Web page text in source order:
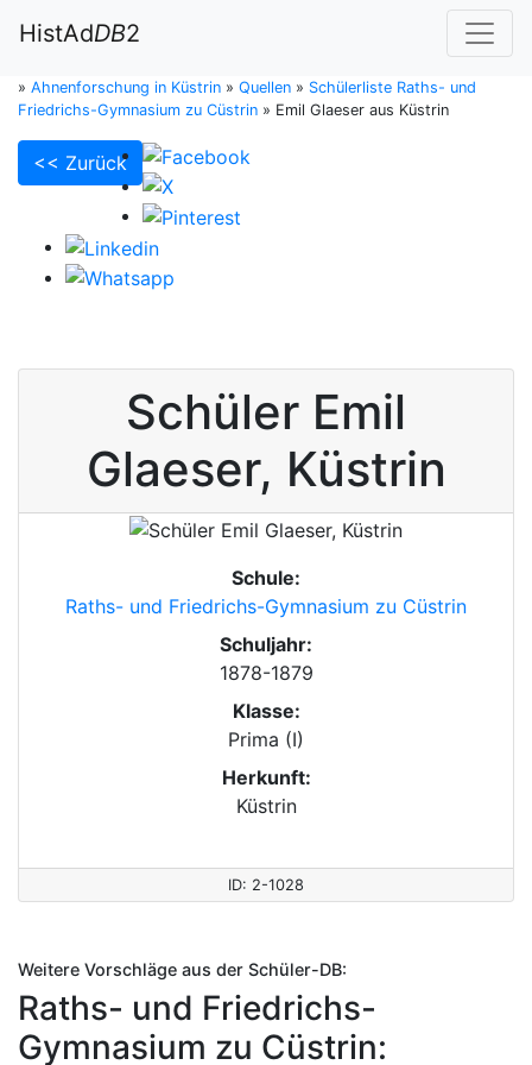
HistAdDB2
» Ahnenforschung in Küstrin » Quellen » Schülerliste Raths- und
Friedrichs-Gymnasium zu Cüstrin » Emil Glaeser aus Küstrin
<< Zurück
Schüler Emil
Glaeser, Küstrin
Schule:
Raths- und Friedrichs-Gymnasium zu Cüstrin
Schuljahr:
1878-1879
Klasse:
Prima (I)
Herkunft:
Küstrin
ID: 2-1028
Weitere Vorschläge aus der Schüler-DB:
Raths- und Friedrichs-
Gymnasium zu Cüstrin: